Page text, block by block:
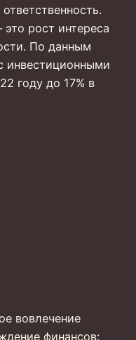
рост интереса
По данным
инвестиционными
году до 17% в
вовлечение
финансов: